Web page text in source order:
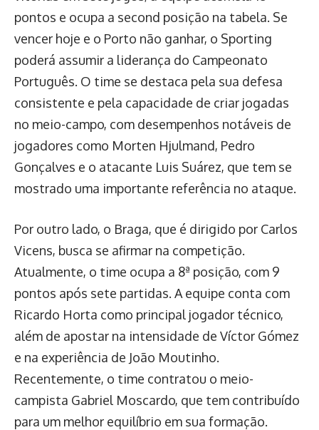
pontos e ocupa a second posição na tabela. Se
vencer hoje e o Porto não ganhar, o Sporting
poderá assumir a liderança do Campeonato
Português. O time se destaca pela sua defesa
consistente e pela capacidade de criar jogadas
no meio-campo, com desempenhos notáveis de
jogadores como Morten Hjulmand, Pedro
Gonçalves e o atacante Luis Suárez, que tem se
mostrado uma importante referência no ataque.
Por outro lado, o Braga, que é dirigido por Carlos
Vicens, busca se afirmar na competição.
Atualmente, o time ocupa a 8ª posição, com 9
pontos após sete partidas. A equipe conta com
Ricardo Horta como principal jogador técnico,
além de apostar na intensidade de Víctor Gómez
e na experiência de João Moutinho.
Recentemente, o time contratou o meio-
campista Gabriel Moscardo, que tem contribuído
para um melhor equilíbrio em sua formação.